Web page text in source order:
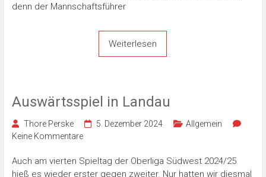
denn der Mannschaftsführer
Weiterlesen
Auswärtsspiel in Landau
Thore Perske 5. Dezember 2024
Allgemein
Keine Kommentare
Auch am vierten Spieltag der Oberliga Südwest 2024/25
hieß es wieder erster gegen zweiter. Nur hatten wir diesmal